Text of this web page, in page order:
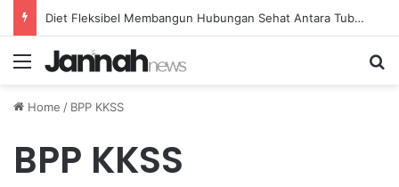
Diet Fleksibel Membangun Hubungan Sehat Antara Tubuh dan Makanan Sehari-hari
Menu
Home / BPP KKSS
BPP KKSS